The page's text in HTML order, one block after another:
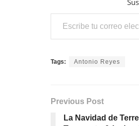
Escribe tu correo electrónico…
Tags: Antonio Reyes
Previous Post
La Navidad de